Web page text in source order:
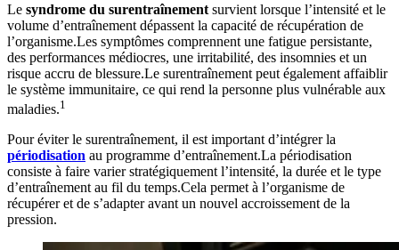
Le syndrome du surentraînement survient lorsque l’intensité et le
volume d’entraînement dépassent la capacité de récupération de
l’organisme.Les symptômes comprennent une fatigue persistante,
des performances médiocres, une irritabilité, des insomnies et un
risque accru de blessure.Le surentraînement peut également affaiblir
le système immunitaire, ce qui rend la personne plus vulnérable aux
maladies.1
Pour éviter le surentraînement, il est important d’intégrer la
périodisation au programme d’entraînement.La périodisation
consiste à faire varier stratégiquement l’intensité, la durée et le type
d’entraînement au fil du temps.Cela permet à l’organisme de
récupérer et de s’adapter avant un nouvel accroissement de la
pression.